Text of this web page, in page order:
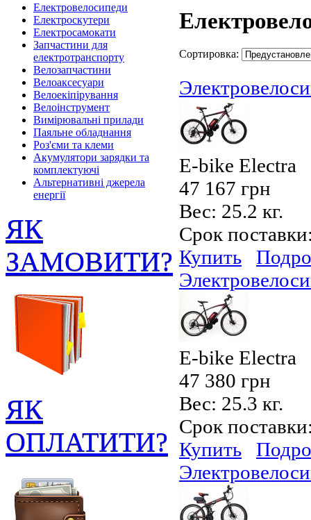
Сортировка:
E-bike Electra
47 167 грн
Вес: 25.2 кг.
Срок
Купить
E-bike Electra
47 380 грн
Вес: 25.3 кг.
Срок
Купить
Електровелосипеди
Електроскутери
Електросамокати
Запчастини для
електротранспорту
Велозапчастини
Велоаксесуари
Велоекіпірування
Велоінструмент
Вимірювальні прилади
Паяльне обладнання
Роз'єми та клеми
Акумулятори зарядки та
комплектуючі
Альтернативні джерела
енергії
ЯК
ЗАМОВИТИ?
ЯК
ОПЛАТИТИ?